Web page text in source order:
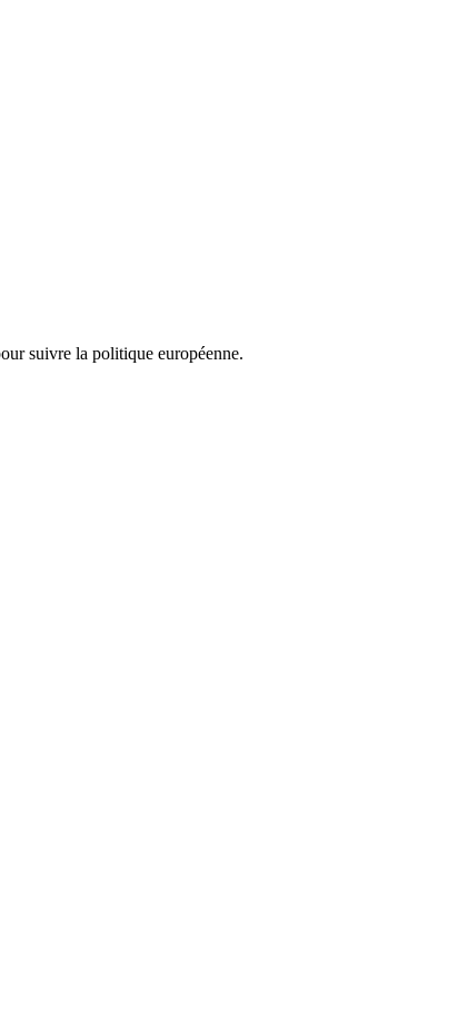
suivre la politique européenne.